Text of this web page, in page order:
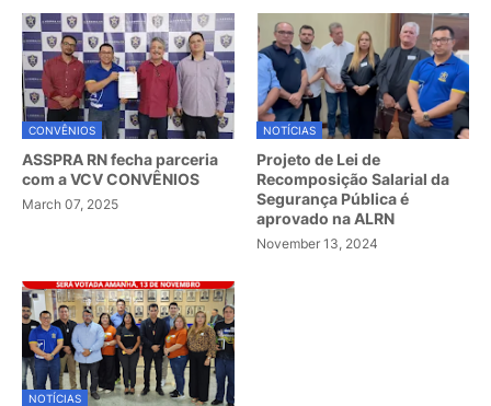
CONVÊNIOS
ASSPRA RN fecha parceria
com a VCV CONVÊNIOS
March 07, 2025
NOTÍCIAS
Projeto de Lei de
Recomposição Salarial da
Segurança Pública é
aprovado na ALRN
November 13, 2024
NOTÍCIAS